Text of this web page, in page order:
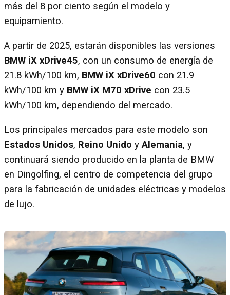
más del 8 por ciento según el modelo y
equipamiento.
A partir de 2025, estarán disponibles las versiones
BMW iX xDrive45, con un consumo de energía de
21.8 kWh/100 km, BMW iX xDrive60 con 21.9
kWh/100 km y BMW iX M70 xDrive con 23.5
kWh/100 km, dependiendo del mercado.
Los principales mercados para este modelo son
Estados Unidos, Reino Unido yAlemania, y
continuará siendo producido en la planta de BMW
en Dingolfing, el centro de competencia del grupo
para la fabricación de unidades eléctricas y modelos
de lujo.